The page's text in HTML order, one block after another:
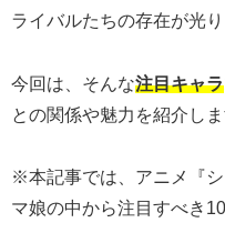
ライバルたちの存在が光り
今回は、そんな注目キャラ
との関係や魅力を紹介しま
※本記事では、アニメ『
マ娘の中から注目すべき